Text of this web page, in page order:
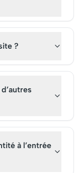
?
à l’entrée